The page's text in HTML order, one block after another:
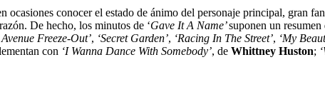
ocasiones conocer el estado de ánimo del personaje principal, gran
De hecho, los minutos de ‘Gave It A Name’suponen un resumen
Avenue Freeze-Out’, ‘Secret Garden’, ‘Racing In The Street’, ‘My
con ‘I Wanna Dance With Somebody’, de Whittney Huston;